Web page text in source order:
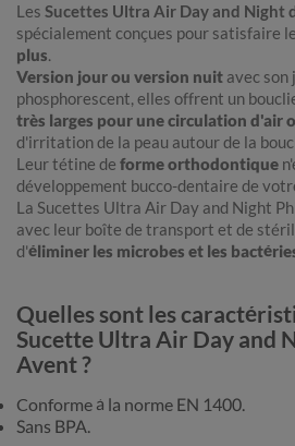
Les Sucettes Ultra Air Day and Night
spécialement conçues pour satisfaire
plus.
Version jour ou version nuit avec
phosphorescent, elles offrent un
très larges pour une circulation d'air
d'irritation de la peau autour de la
Leur tétine de forme orthodontique
développement bucco-dentaire de
La Sucettes Ultra Air Day and Night
avec leur boîte de transport et de
d'éliminer les microbes et les
Quelles sont les
Sucette Ultra Air Day and
Avent ?
Conforme à la norme EN 1400.
Sans BPA.